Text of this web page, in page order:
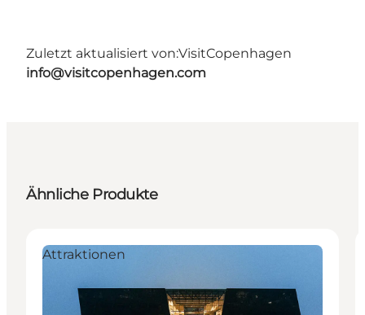
Zuletzt aktualisiert von:VisitCopenhagen
info@visitcopenhagen.com
Ähnliche Produkte
Attraktionen